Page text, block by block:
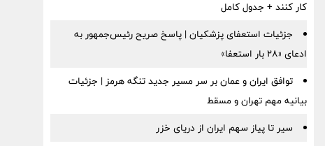
کار کنند + جدول کامل
جزئیات استعفای پزشکیان | پاسخ صریح رئیس‌جمهور به
ادعای «۲۸ بار استعفا»
توافق ایران و عمان بر سر مسیر جدید تنگه هرمز | جزئیات
بیانیه مهم تهران و مسقط
سیر تا پیاز سهم ایران از دریای خزر